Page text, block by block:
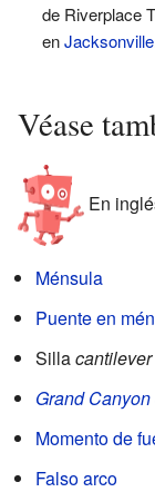
de Riverplace
enJacksonville
Véase
En
Ménsula
Puente en
Sillacantilever
Grand
Momento de
Falso arco